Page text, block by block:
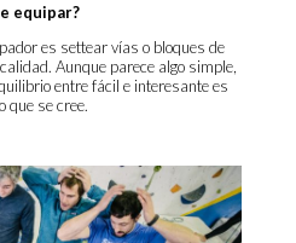
equipar?
es settear vías o bloques de
Aunque parece algo simple,
entre fácil e interesante es
que se cree.